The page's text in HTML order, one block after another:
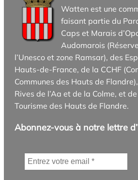
Watten est une
faisant partie du
Caps et Marais
Audomarois
l’Unesco et zone Ramsar), des
Hauts-de-France, de la CCHF
Communes des Hauts de
Rives de l’Aa et de la Colme, et de
Tourisme des Hauts de Flandre.
Abonnez-vous à notre lettre